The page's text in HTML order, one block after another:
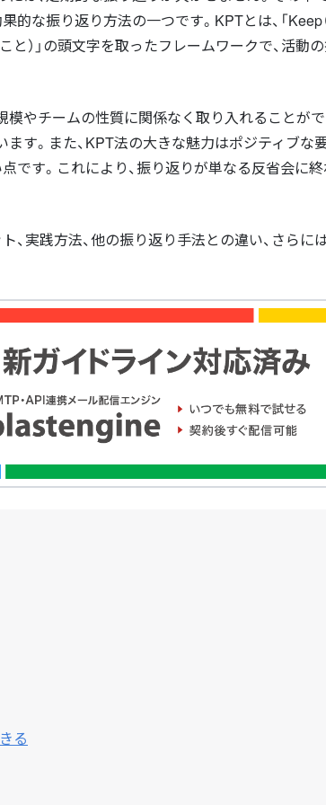
な振り返り方法の一つです。KPTとは、「Keep
こと）」の頭文字を取ったフレームワークで、活
やチームの性質に関係なく取り入れることがで
す。また、KPT法の大きな魅力はポジティブな
です。これにより、振り返りが単なる反省会に
、実践方法、他の振り返り手法との違い、さら
る